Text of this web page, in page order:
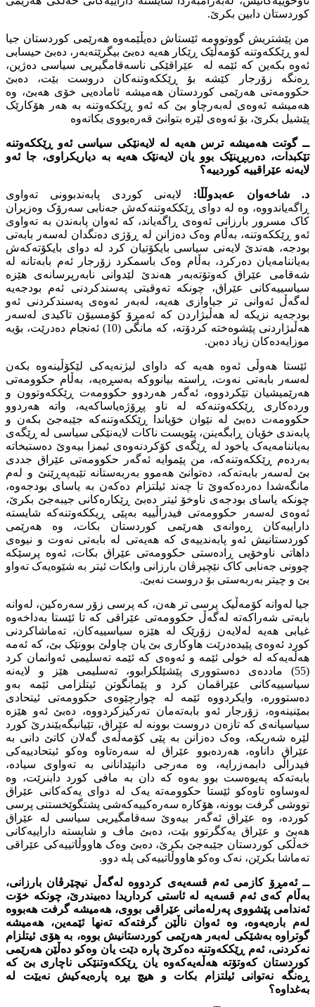
کوردستان دابین بکرێ.
من پێشتریش گووتوومە ئێستاش دەیڵێمەوە هەرێمى کوردستان جیا
لەو ڕێککەوتنە کۆمەڵێک ڕێکار هەیە دەبێ بیگرێتەبەر، دەبێ حیسابى
ئەوە بکەین کە ئێمە لە عێراقێکى ناسەقامگیریى سیاسى دەژین،
ڕەنگە زۆرجار کێشە بۆ ڕێککەوتنەکان دروست بێت، دەبێ
حکوومەتى هەرێمى کوردستان هەمیشە ئامادەیى خۆى هەبێ، وە
هەمیشە ئەوەى لەبەرچاو بێ کە ئەو ڕێککەوتنە بە هەر هۆکارێک
پێشیل بکرێ، بۆ ئەوەى لێرە بتوانێ قەرەبووى بکاتەوە
ــ گوتت هەمیشە ترس هەیە لە لایەنێکى سیاسى ئەو ڕێککەوتنە
تێکبدات، دەربڕینێک بوو یان لایەنێک هەیە بە دیاریکراوى، جا ئەو
لایەنە عێراقییە کوردییە؟
د. شاخەوان عەبدوڵڵا: لایەنى کوردى پابەندبوونى تەواوى
ڕاگەیاندووە، وە لە دواى ڕێککەوتنەکەش جەنابى سەرۆک وەزیران
کاک مسرور بارزانى ئەوەى ڕاگەیاند، کە ئەوان پابەندن بە تەواوى
ئەو ڕێککەوتنە، بەڵام وەک دەزانن لە ڕۆژى دەنگدان لەسەر بابەتى
بودجە، هەندێ لایەنى سیاسى بایکۆتیان کرد لە دواى بایکۆتەکەش
بەیاننامەیان دەرکرد، بەڵام وەک باسمکرد زۆرجار ئەم بابەتانە لە
شەقامى عێراق کەوتۆتەبەر هەندێ لێدوانى نابەرپرسانەى هێزە
سیاسییەکانى عێراق، چونکە تەوقیتى پەسندکردنى ئەم بودجەیە
لەگەڵ ئەوانى تر جیاوازى هەیە، لەبەر ئەوەى پەسندکردنى ئەو
بودجەیە نزیکە لە هەڵبژاردن کە ئەمڕۆ کۆمسیۆن تاکیدى لەسەر
هەڵبژاردنى پێشوەختە کردۆتە، کە مانگى (10) ئەنجام دەدرێت، بۆیە
موزایەدەکان زیاد دەبن.
ئێستا هەوڵى ئەوە هەیە کە داواى لیژنەیەکى لێکۆڵینەوە بکەن
لەسەر بابەتى نەوت، ڕاستە بیانووکە بەسڕەیە، بەڵام حکوومەتى
هەرێمیشیان تێکردووە، ئەگەر هەردوو حکوومەت ڕێککەوتوون و
وردەکارى ڕێککەوتنەکە لە ناو پڕۆژەیاساکەیە، واتە هەردوو
حکوومەت دەبێ لە نێوان خۆیاندا ڕێککەوتنەکە جێبەجێ بکەن و
پابەندى خۆیان ڕابگەینن، پێویست ناکات لایەنێکى سیاسى لە ڕێگەى
بەیاننامەیەک یاخود لە ڕێگەى کۆکردنەوەى ئیمزا بیەوێ دەستبخاتە
بەردەم ڕێککەوتنەکە، من پێموایە ئەگەر حکوومەتى عێراق جددى
بێ لەسەر بابەتەکە، دەتوانێ هەموو بەربەستانە تێبەپەڕێنێ و لەم
مانگەشدا دەردەکەوێ تا چەند ئیلتزام دەکەن بە یاساى بودجەوە،
چونکە یاساى بودجەى ناوخۆ ئیتر دەبێ ڕێکارەکانى جیبەجێ بکرێ،
ئەوەى لەسەر حکوومەتى فیدراڵییە بەپێى ڕیککەوتنەکە شایستە
داراییەکان ڕەوانەى هەرێمى کوردستان بکات، وە هەرێمى
کوردستانیش ئەو پابەندییەى کە هەیەتى لە بابەتى نەوت و نیوەى
داهاتى ناوخۆیى ڕادەستى حکوومەتى عێراق بکات، ئەوە پرسێکە
چوونى جەنابى کاک نێچیرڤان بارزانى وابکات ئیتر بە شێوەیەک تەواو
بێ و چیتر بەربەستى بۆ دروست نەبێ.
جیا لەوانە کۆمەڵیک پرسى تر هەن، کە پرسى زۆر سەرەکین، لەوانە
بابەتى شەراکەتە لەگەڵ حکوومەتى عێراقى کە تا ئێستا بەداخەوە
غیابى هەیە لەلایەن زۆرێک لە هێزە سیاسییەکان، تەماشاکردنى
کورد ئەوەى پێیدەدرێت هاوکارى بێ یان چاولێ بوونێک بێ، کە ئەمە
هەڵەیەکە لە خولى ئێمە و ئەوەى کە ئێمە تەسلیمى ئەوانمان کرد
(55) ماددەى دەستوورى پێشێلکرابوو، تەسلیمى هێز و لایەنە
سیاسییەکانى عێراقمان کرد و پێمانگوتن ئیتلزامى ئێمە بەو
دەستوورە، وایکردووە ئێمە لە چوارچێوەى حکوومەتى ئیتحادى
بمێنینەوە، زۆرجار ئەو بابەتەمان تەرکیزکردووە، دەبێ ئەو هێزە
سیاسیانەى کە تازەن دروست بوونە لە عێراق، تێیانبگەیێندرێ کورد
لێرە شەریکە، وەک دەزانن بە پێى کۆمەڵەى گەلان کاتێ دانى بە
عێراق داناوە، هەردەبوو عێراق لە سەرەتاوە وەکو ئیتحادییەکى
فیدراڵى دابمەزرایە، وە مەرجى دانپێدانانى بە تەواوى سیادە،
بابەتەکە پەیوەست بوو بەوە کە دان بە مافى کورد دابنرێت، وە
لەوساوە تاوەکو ئێستا حکوومەتە یەک لە دواى یەکەکانى عێراق
تووشى گرفت بوونە، هۆکارە سەرەکییەکەشى پشتگوێخستنى پرسى
کوردە، وە عێراق ئەگەر بیەوێ سەقامگیریى سیاسى لە عێراق
هەبێ و عێراق یەکگرتوو بێت، دەبێ ماف و شایستە داراییەکانى
خەڵکى کوردستان جێبەجێ بکرێ، دەبێ وەک هاووڵاتییەکى عێراقى
تەماشا بکرێن، نەک وەکو هاووڵاتییەکى پلە دوو.
ــ ئەمڕۆ کازمی ئەم قسەیەى کردووە لەگەڵ نیچێرڤان بارزانى،
بەڵام کەى ئەم قسەیە لە ئاستى کرداریدا دەبیندرێ، چونکە خۆت
ئەندامى پێشووى پەرلەمانى عێراقى بووى، هەمیشە گرفت هەبووە
لەم بارەیەوە، وە ئەوان ناڵێن گرفتەکە تەنها ئێمەین، هەمیشە
گوتراوە بەشێکى لەبەر هەرێمى کوردستانیش بووە، بە هۆى ئیتلزام
نەکردنى، ئەم ڕێککەوتنە دەکرێ پارە دێت یان وەکو دەڵێن هەرێمى
کوردستان کەوتۆتە هەڵەیەکەوە یان ڕێککەوتنێکى ناچارى بێ کە
ڕەنگە نەتوانى ئیلتزام بکات و هیچ بڕە پارەیەکیش نەیێت لە
بەغداوە؟